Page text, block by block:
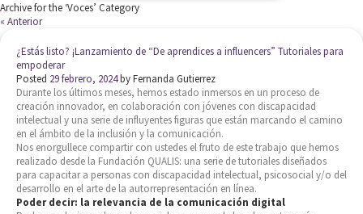
Archive for the ‘Voces’ Category
« Anterior
¿Estás listo? ¡Lanzamiento de “De aprendices a influencers” Tutoriales para
empoderar
Posted 29 febrero, 2024byFernanda Gutierrez
Durante los últimos meses, hemos estado inmersos en un proceso de
creación innovador, en colaboración con jóvenes con discapacidad
intelectual y una serie de influyentes figuras que están marcando el camino
en el ámbito de la inclusión y la comunicación.
Nos enorgullece compartir con ustedes el fruto de este trabajo que hemos
realizado desde la Fundación QUALIS: una serie de tutoriales diseñados
para capacitar a personas con discapacidad intelectual, psicosocial y/o del
desarrollo en el arte de la autorrepresentación en línea.
Poder decir: la relevancia de la comunicación digital